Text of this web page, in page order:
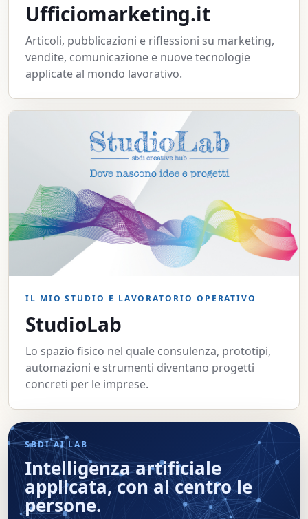
Ufficiomarketing.it
Articoli, pubblicazioni e riflessioni su marketing,
vendite, comunicazione e nuove tecnologie
applicate al mondo lavorativo.
IL MIO STUDIO E LAVORATORIO OPERATIVO
StudioLab
Lo spazio fisico nel quale consulenza, prototipi,
automazioni e strumenti diventano progetti
concreti per le imprese.
SBDI AI LAB
Intelligenza artificiale
applicata, con al centro le
persone.